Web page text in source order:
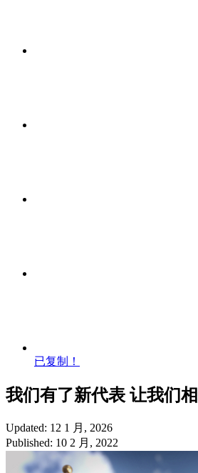
已复制！
我们有了新代表 让我们
Updated: 12 1 月, 2026
Published: 10 2 月, 2022